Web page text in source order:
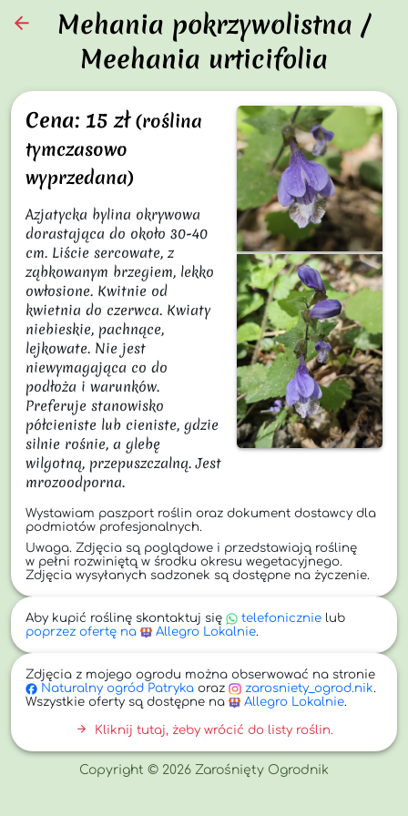
arrow_back
Mehania pokrzywolistna /
Meehania urticifolia
Cena: 15 zł(roślina
tymczasowo
wyprzedana)
Azjatycka bylina okrywowa
dorastająca do około 30-40
cm. Liście sercowate, z
ząbkowanym brzegiem, lekko
owłosione. Kwitnie od
kwietnia do czerwca. Kwiaty
niebieskie, pachnące,
lejkowate. Nie jest
niewymagająca co do
podłoża i warunków.
Preferuje stanowisko
półcieniste lub cieniste, gdzie
silnie rośnie, a glebę
wilgotną, przepuszczalną. Jest
mrozoodporna.
Wystawiam paszport roślin oraz dokument dostawcy dla
podmiotów profesjonalnych.
Uwaga. Zdjęcia są poglądowe i przedstawiają roślinę
w pełni rozwiniętą w środku okresu wegetacyjnego.
Zdjęcia wysyłanych sadzonek są dostępne na życzenie.
Aby kupić roślinę skontaktuj się telefonicznie lub
poprzez ofertę na
Allegro Lokalnie.
Zdjęcia z mojego ogrodu można obserwować na stronie
Naturalny ogród Patryka oraz zarosniety_ogrod.nik.
Wszystkie oferty są dostępne na
Allegro Lokalnie.
arrow_forward Kliknij tutaj, żeby wrócić do listy roślin.
Copyright © 2026 Zarośnięty Ogrodnik